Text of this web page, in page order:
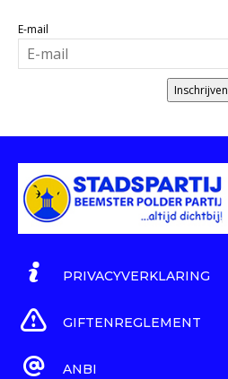
E-mail
Inschrijven
PRIVACYVERKLARING
GIFTENREGLEMENT
ANBI